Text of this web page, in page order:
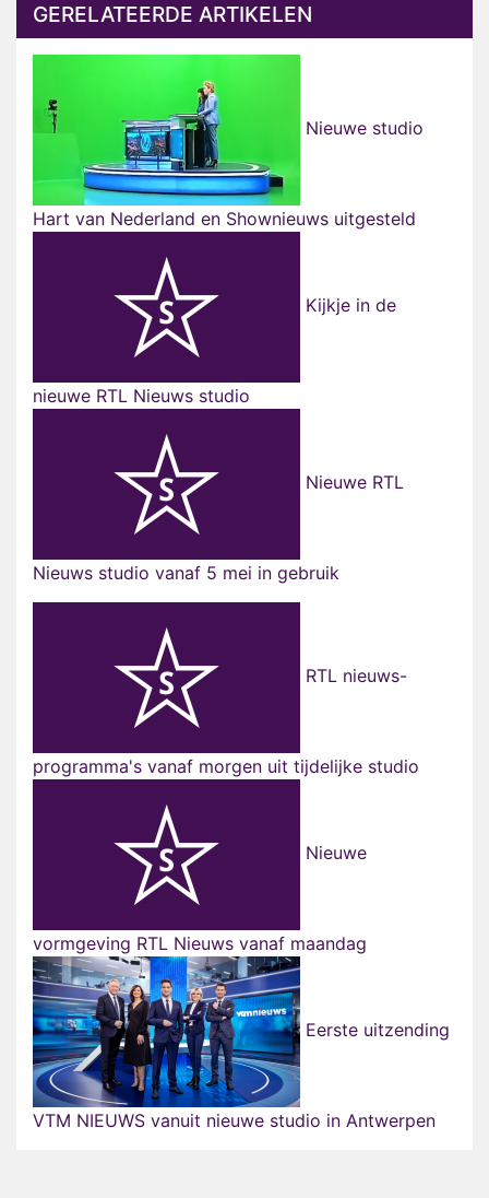
GERELATEERDE ARTIKELEN
Nieuwe studio
Hart van Nederland en Shownieuws uitgesteld
Kijkje in de
nieuwe RTL Nieuws studio
Nieuwe RTL
Nieuws studio vanaf 5 mei in gebruik
RTL nieuws-
programma's vanaf morgen uit tijdelijke studio
Nieuwe
vormgeving RTL Nieuws vanaf maandag
Eerste uitzending
VTM NIEUWS vanuit nieuwe studio in Antwerpen